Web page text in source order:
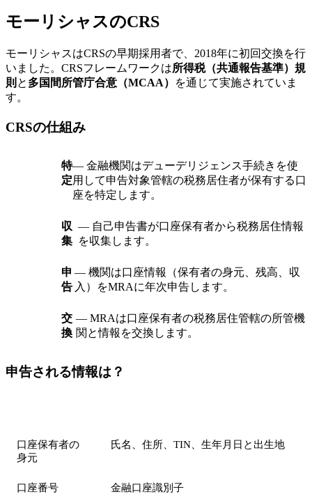
モーリシャスのCRS
モーリシャスはCRSの早期採用者で、2018年に初回交換を行
いました。CRSフレームワークは所得税（共通報告基準）規
則 と 多国間所管庁合意（MCAA）
を通じて実施されていま
す。
CRSの仕組み
特
定
— 金融機関はデューデリジェンス手続きを使
用して申告対象管轄の税務居住者が保有する口
座を特定します。
収
集
— 自己申告書が口座保有者から税務居住情報
を収集します。
申
告
— 機関は口座情報（保有者の身元、残高、収
入）をMRAに年次申告します。
交
換
— MRAは口座保有者の税務居住管轄の所管機
関と情報を交換します。
申告される情報は？
口座保有者の
身元
氏名、住所、TIN、生年月日と出生地
口座番号 金融口座識別子